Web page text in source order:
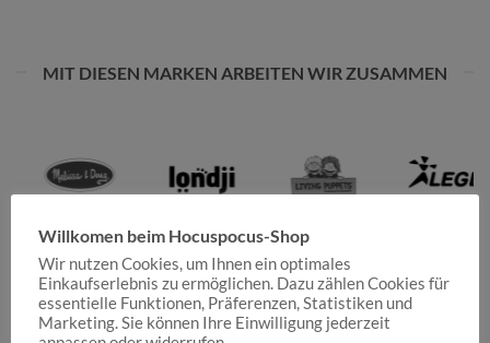
MIT DIESEN MARKEN ARBEITEN WIR ZUSAMMEN
Willkomen beim Hocuspocus-Shop
Wir nutzen Cookies, um Ihnen ein optimales
Einkaufserlebnis zu ermöglichen. Dazu zählen Cookies für
essentielle Funktionen, Präferenzen, Statistiken und
Marketing. Sie können Ihre Einwilligung jederzeit